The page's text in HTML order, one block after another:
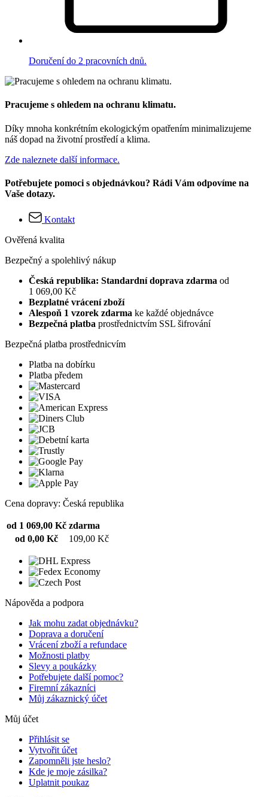
Doručení do 2 pracovních dnů.
Pracujeme s ohledem na ochranu klimatu.
Díky mnoha konkrétním ekologickým opatřením minimalizujeme
náš dopad na životní prostředí a klima.
Zde naleznete další informace.
Potřebujete pomoci s objednávkou? Rádi Vám odpovíme na
Vaše dotazy.
Kontakt
Ověřená kvalita
Bezpečný a spolehlivý nákup
Česká republika: Standardní doprava zdarma od
1 069,00 Kč
Bezplatné vrácení zboží
Alespoň 1 vzorek zdarma ke každé objednávce
Bezpečná platba prostřednictvím SSL šifrování
Bezpečná platba prostřednicvím
Platba na dobírku
Platba předem
Cena dopravy: Česká republika
od 1 069,00 Kč zdarma
od 0,00 Kč
109,00 Kč
Nápověda a podpora
Jak mohu zadat objednávku?
Doprava a doručení
Vrácení zboží a refundace
Možnosti platby
Slevy a poukázky
Potřebujete další pomoc?
Firemní zákazníci
Můj zákaznický účet
Můj účet
Přihlásit se
Vytvořit účet
Zapomněli jste heslo?
Kde je moje zásilka?
Uplatnit poukaz